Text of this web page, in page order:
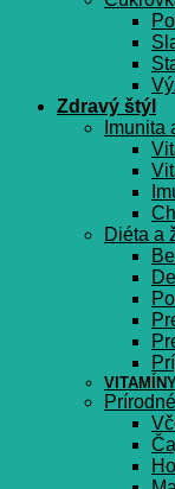
Zdravý štýl
Imunita
Diéta a